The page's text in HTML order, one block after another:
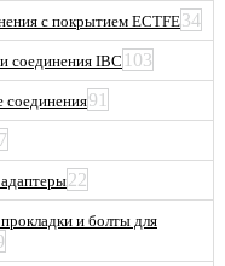
с покрытием ECTFE34
соединения IBC 103
91
22
и болты для